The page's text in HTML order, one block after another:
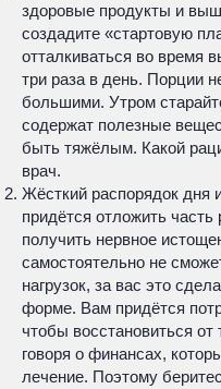
здоровые продукты и
создадите «стартовую
отталкиваться во время
три раза в день. Порции
большими. Утром
содержат полезные
быть тяжёлым. Какой
врач.
Жёсткий распорядок дня
придётся отложить
получить нервное
самостоятельно не
нагрузок, за вас это
форме. Вам придётся
чтобы восстановиться
говоря о финансах,
лечение. Поэтому